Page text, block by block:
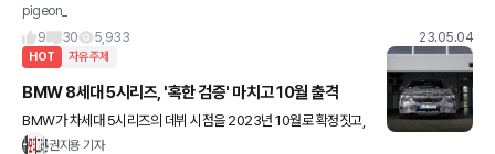
은 감당이 안돼서 디젤로만 보고있고 디젤특유의 가속감을 좋아합니다. 연비도 물론 좋지
말입니다. 근데 주변
pigeon_
9
30 5,933 23.05.04
HOT 자유주제
BMW 8세대 5시리즈, '혹한 검증' 마치고 10월 출격
BMW가 차세대 5시리즈의 데뷔 시점을 2023년 10월로 확정짓고,
적용될 주요 신기술들을 공개했다. 이번 8세대 5시리즈는 첨단 운전
권지용 기자